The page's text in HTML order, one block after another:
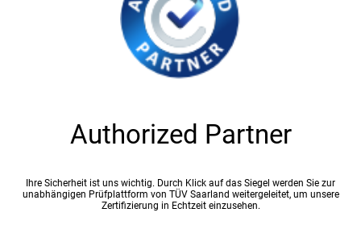
Authorized Partner
Ihre Sicherheit ist uns wichtig. Durch Klick auf das Siegel werden Sie zur
unabhängigen Prüfplattform von TÜV Saarland weitergeleitet, um unsere
Zertifizierung in Echtzeit einzusehen.